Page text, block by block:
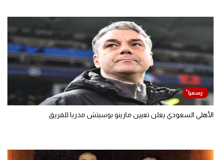
الأهلي السعودي يعلن تعيين مارينو بوسيتش مدربا للفريق